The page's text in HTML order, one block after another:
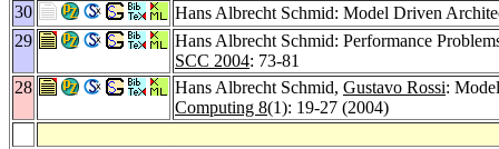
30
Hans Albrecht Schmid: Model Driven
29
Hans Albrecht Schmid: Performance
SCC 2004: 73-81
28
Hans Albrecht Schmid, Gustavo Rossi:
Computing 8(1): 19-27 (2004)